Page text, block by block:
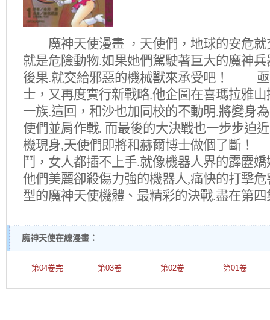
魔神天使漫畫 ，天使們，地球的安危
就是危險動物.如果她們駕駛著巨大的魔神
後果.就交給邪惡的機械獸來承受吧！ 亟
士，又再度實行新戰略.他企圖在喜瑪拉雅
一族.這回，和沙也加同校的不動明.將變身
使們並肩作戰. 而最後的大決戰也一步步迫
機現身,天使們即將和赫爾博士做個了斷
鬥，女人都插不上手.就像機器人界的霹靂
他們美麗卻殺傷力強的機器人,痛快的打擊
型的魔神天使機體、最精彩的決戰.盡在第
魔神天使在線漫畫：
第04卷完 第03卷 第02卷 第01卷